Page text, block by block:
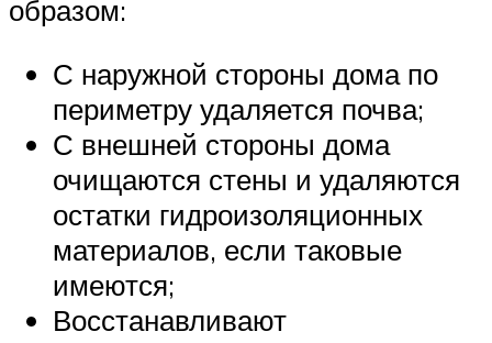
образом:
С наружной стороны дома по
периметру удаляется почва;
С внешней стороны дома
очищаются стены и удаляются
остатки гидроизоляционных
материалов, если таковые
имеются;
Восстанавливают